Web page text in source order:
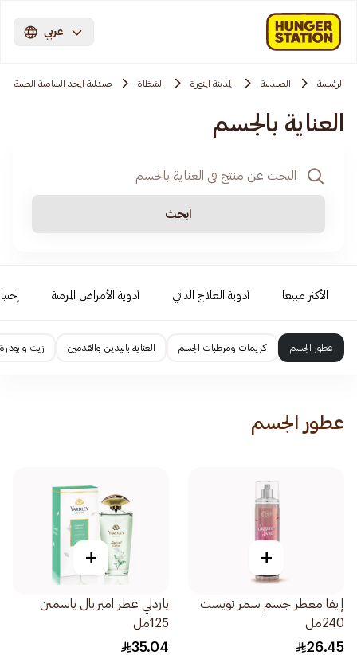
عربي
الرئيسية الصيدلية المدينة المنورة الشظاة صيدلية المجد السامية الطبية
العناية بالجسم
ابحث
الأكثر مبيعا أدوية العلاج الذاتي أدوية الأمراض المزمنة
عطور الجسم كريمات ومرطبات الجسم العناية باليدين والقدمين زيت و
عطور الجسم
+
إيفا معطر جسم سمر تويست
240مل
26.45
+
ياردلي عطر امبريال ياسمين
125مل
35.04